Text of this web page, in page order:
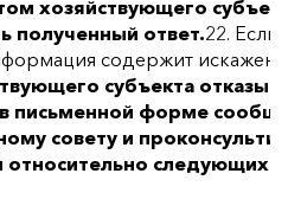
хозяйствующего
полученный ответ.22. Если
содержит
субъекта
письменной форме
совету и
относительно следующих